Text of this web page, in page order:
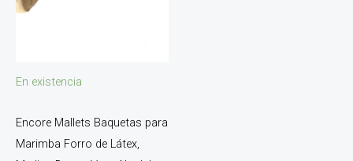
En existencia
Encore Mallets Baquetas para
Marimba Forro de Látex,